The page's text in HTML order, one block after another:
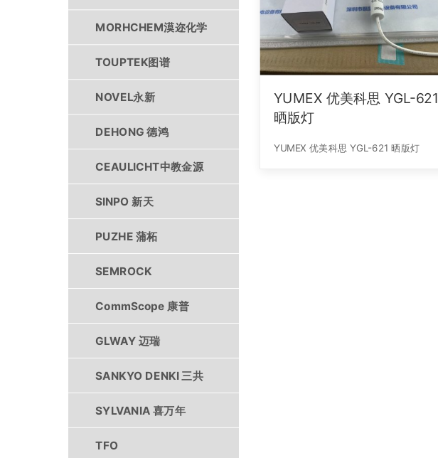
YUMEX 优美科思 YGL-621
晒版灯
YUMEX 优美科思 YGL-621 晒版灯
MORHCHEM漠迩化学
TOUPTEK图谱
NOVEL永新
DEHONG 德鸿
CEAULICHT中教金源
SINPO 新天
PUZHE 蒲柘
SEMROCK
CommScope 康普
GLWAY 迈瑞
SANKYO DENKI 三共
SYLVANIA 喜万年
TFO